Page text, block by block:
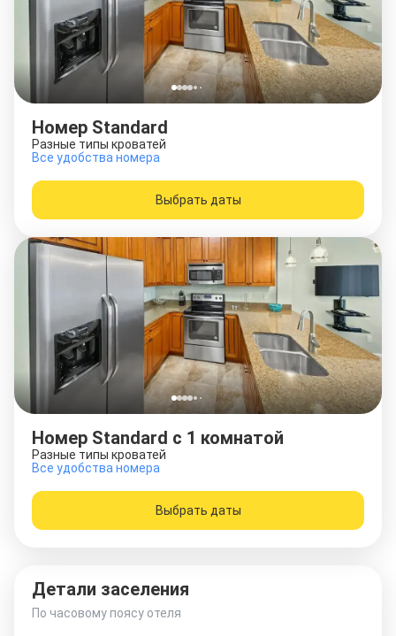
Номер Standard
Разные типы кроватей
Все удобства номера
Выбрать даты
Номер Standard c 1 комнатой
Разные типы кроватей
Все удобства номера
Выбрать даты
Детали заселения
По часовому поясу отеля